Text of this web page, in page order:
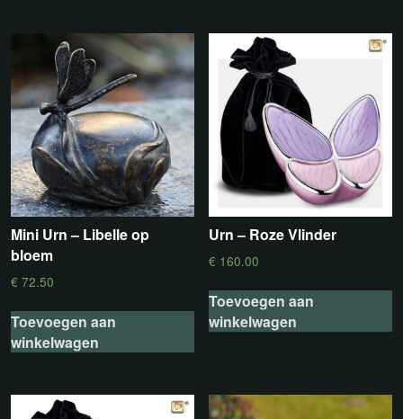
Mini Urn – Libelle op
bloem
€ 72.50
Toevoegen aan
winkelwagen
Urn – Roze Vlinder
€ 160.00
Toevoegen aan
winkelwagen